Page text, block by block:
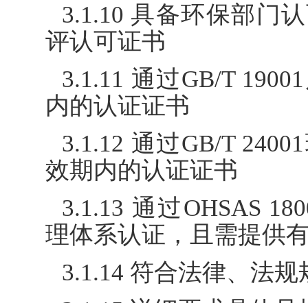
3.1.10 具备环保部门
评认可证书
3.1.11 通过GB/T
内的认证证书
3.1.12 通过GB/T
效期内的认证证书
3.1.13 通过OHSAS
理体系认证，且需提供
3.1.14 符合法律、法